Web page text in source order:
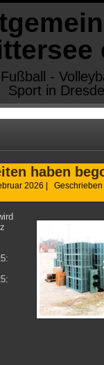
-
Sport in
haben
2026 |